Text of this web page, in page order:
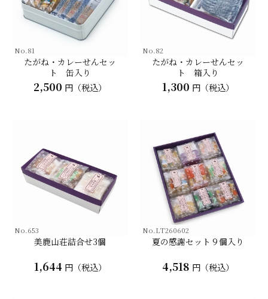
No.81
たがね・カレーせんセッ
ト 缶入り
2,500 円（税込）
No.82
たがね・カレーせんセッ
ト 箱入り
1,300 円（税込）
No.653
美鹿山荘詰合せ3個
1,644 円（税込）
No.LT260602
夏の感謝セット９個入り
4,518 円（税込）